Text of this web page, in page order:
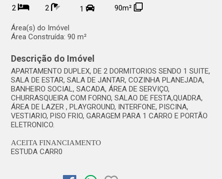
2 2 1 90m²
Área(s) do Imóvel
Área Construída:90 m²
Descrição do Imóvel
APARTAMENTO DUPLEX, DE 2 DORMITORIOS SENDO 1 SUITE,
SALA DE ESTAR, SALA DE JANTAR, COZINHA PLANEJADA,
BANHEIRO SOCIAL, SACADA, ÁREA DE SERVIÇO,
CHURRASQUEIRA COM FORNO, SALAO DE FESTA,QUADRA,
ÁREA DE LAZER , PLAYGROUND, INTERFONE, PISCINA,
VESTIARIO, PISO FRIO, GARAGEM PARA 1 CARRO E PORTÃO
ELETRONICO.
ACEITA FINANCIAMENTO
ESTUDA CARR0